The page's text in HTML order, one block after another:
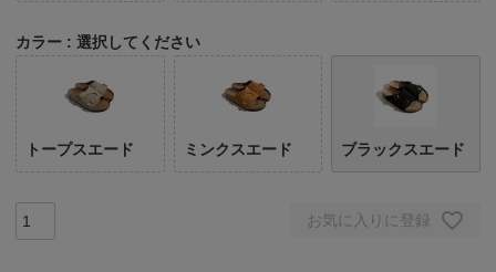
カラー 選択してください
トープスエード ミンクスエード ブラックスエード
お気に入りに登録